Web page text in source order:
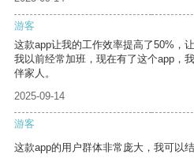
游客
这款app让我的工作效率提高了50%，
我以前经常加班，现在有了这个app，
伴家人。
2025-09-14
游客
这款app的用户群体非常庞大，我可以